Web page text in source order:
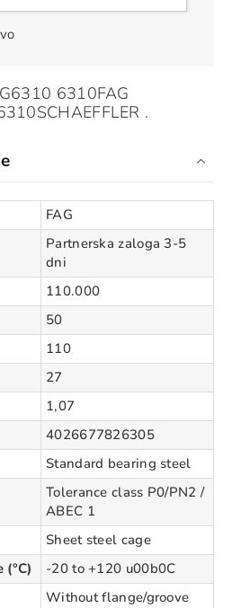
6310FAG
.
FAG
Partnerska zaloga 3-5
dni
110.000
50
110
27
1,07
4026677826305
Standard bearing steel
Tolerance class P0/PN2 /
ABEC 1
Sheet steel cage
-20 to +120 u00b0C
Without flange/groove